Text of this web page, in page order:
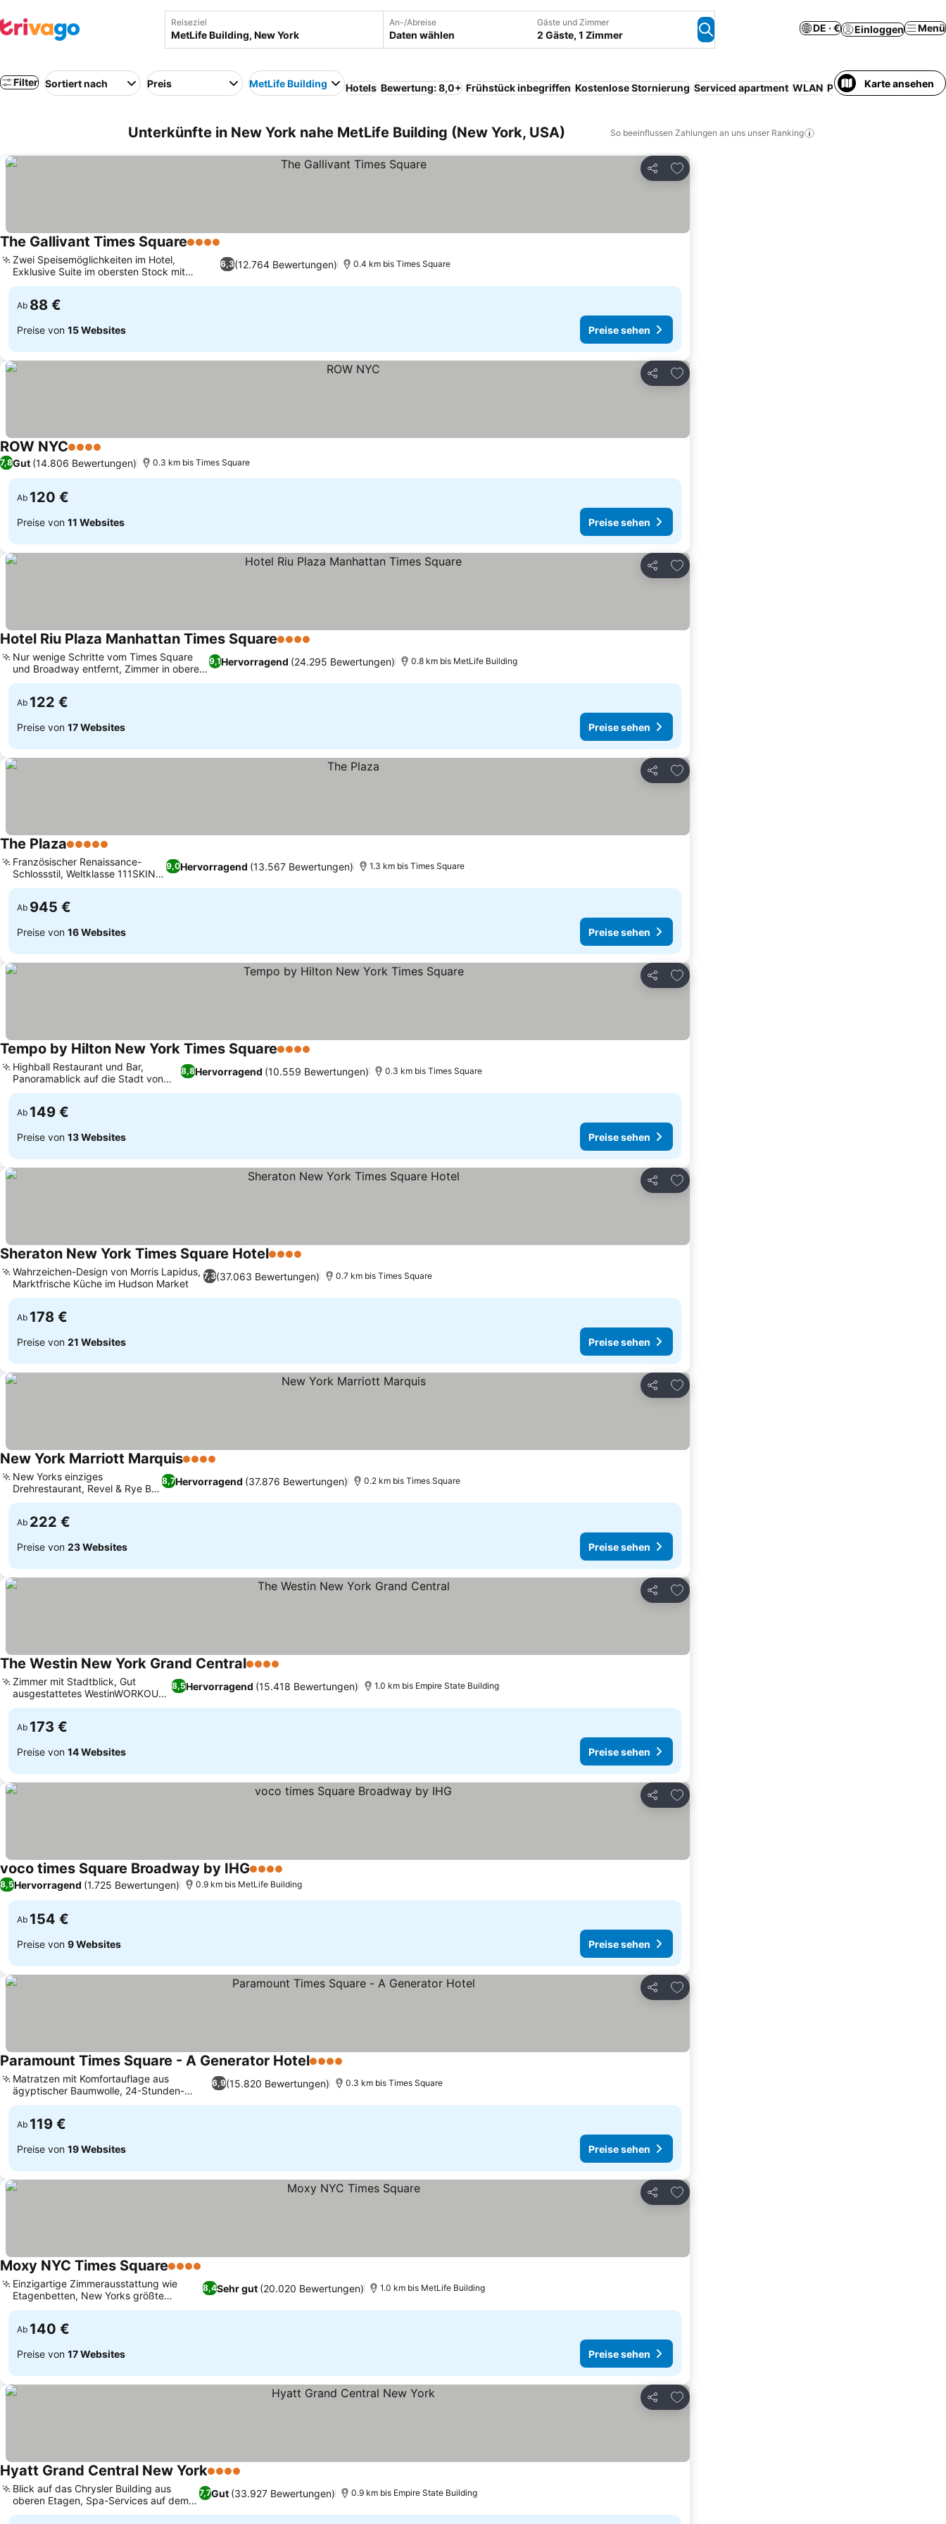
Reiseziel An-/Abreise
Daten wählen
Gäste und Zimmer
2 Gäste, 1 Zimmer
DE · € Einloggen Menü
Filter Sortiert nach Preis MetLife Building Hotels Bewertung: 8,0+ Frühstück inbegriffen Kostenlose Stornierung Serviced apartment WLAN Parkplatz Pool
Karte ansehen
Unterkünfte in New York nahe MetLife Building (New York, USA) So beeinflussen Zahlungen an uns unser Ranking
Teilen
Zu Favoriten hinzufügen
The Gallivant Times Square4 Sterne
6,3(12.764 Bewertungen)
Zwei Speisemöglichkeiten im Hotel,
Exklusive Suite im obersten Stock mit
privater Terrasse
0.4 km bis Times Square
Ab 88 €
Preise von 15 Websites Preise sehen
Teilen
Zu Favoriten hinzufügen
ROW NYC4 Sterne
7,8Gut (14.806 Bewertungen) 0.3 km bis Times Square
Ab 120 €
Preise von 11 Websites Preise sehen
Teilen
Zu Favoriten hinzufügen
Hotel Riu Plaza Manhattan Times Square4 Sterne
9,1Hervorragend (24.295 Bewertungen)
Nur wenige Schritte vom Times Square
und Broadway entfernt, Zimmer in oberen
Etagen mit Stadtblick
0.8 km bis MetLife Building
Ab 122 €
Preise von 17 Websites Preise sehen
Teilen
Zu Favoriten hinzufügen
The Plaza5 Sterne
9,0Hervorragend (13.567 Bewertungen)
Französischer Renaissance-
Schlossstil, Weltklasse 111SKIN
SPA/KLINIK
1.3 km bis Times Square
Ab 945 €
Preise von 16 Websites Preise sehen
Teilen
Zu Favoriten hinzufügen
Tempo by Hilton New York Times Square4 Sterne
8,8Hervorragend (10.559 Bewertungen)
Highball Restaurant und Bar,
Panoramablick auf die Stadt von
den oberen Etagen
0.3 km bis Times Square
Ab 149 €
Preise von 13 Websites Preise sehen
Teilen
Zu Favoriten hinzufügen
Sheraton New York Times Square Hotel4 Sterne
7,3(37.063 Bewertungen)
Wahrzeichen-Design von Morris Lapidus,
Marktfrische Küche im Hudson Market
0.7 km bis Times Square
Ab 178 €
Preise von 21 Websites Preise sehen
Teilen
Zu Favoriten hinzufügen
New York Marriott Marquis4 Sterne
8,7Hervorragend (37.876 Bewertungen)
New Yorks einziges
Drehrestaurant, Revel & Rye Bar
und Restaurant
0.2 km bis Times Square
Ab 222 €
Preise von 23 Websites Preise sehen
Teilen
Zu Favoriten hinzufügen
The Westin New York Grand Central4 Sterne
8,5Hervorragend (15.418 Bewertungen)
Zimmer mit Stadtblick, Gut
ausgestattetes WestinWORKOUT
Fitness Studio
1.0 km bis Empire State Building
Ab 173 €
Preise von 14 Websites Preise sehen
Teilen
Zu Favoriten hinzufügen
voco times Square Broadway by IHG4 Sterne
8,5Hervorragend (1.725 Bewertungen) 0.9 km bis MetLife Building
Ab 154 €
Preise von 9 Websites Preise sehen
Teilen
Zu Favoriten hinzufügen
Paramount Times Square - A Generator Hotel4 Sterne
6,9(15.820 Bewertungen)
Matratzen mit Komfortauflage aus
ägyptischer Baumwolle, 24-Stunden-
Fitnesscenter
0.3 km bis Times Square
Ab 119 €
Preise von 19 Websites Preise sehen
Teilen
Zu Favoriten hinzufügen
Moxy NYC Times Square4 Sterne
8,4Sehr gut (20.020 Bewertungen)
Einzigartige Zimmerausstattung wie
Etagenbetten, New Yorks größte
Ganzjahres-Dachbar
1.0 km bis MetLife Building
Ab 140 €
Preise von 17 Websites Preise sehen
Teilen
Zu Favoriten hinzufügen
Hyatt Grand Central New York4 Sterne
7,7Gut (33.927 Bewertungen)
Blick auf das Chrysler Building aus
oberen Etagen, Spa-Services auf dem
Zimmer
0.9 km bis Empire State Building